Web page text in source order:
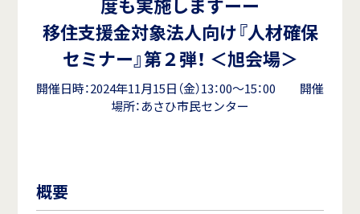
度も実施しますーー
移住支援金対象法人向け『人材確保
セミナー』第２弾！ ＜旭会場＞
開催日時：2024年11月15日（金）13：00～15：00 開催
場所：あさひ市民センター
概要